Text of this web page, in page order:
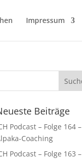
Impressum
Beiträge
Podcast – Folge 164 –
Coaching
Podcast – Folge 163 –